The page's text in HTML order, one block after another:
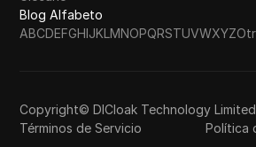
Blog Alfabeto
ABCDEFGHIJKLMNOPQRSTUVWXYZ
Copyright© DICloak Technology Limited
Términos de Servicio
Política